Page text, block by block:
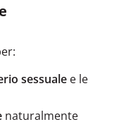
sessuale e le
naturalmente